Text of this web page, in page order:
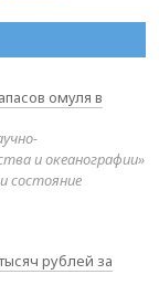
омуля в
и океанографии»
состояние
рублей за